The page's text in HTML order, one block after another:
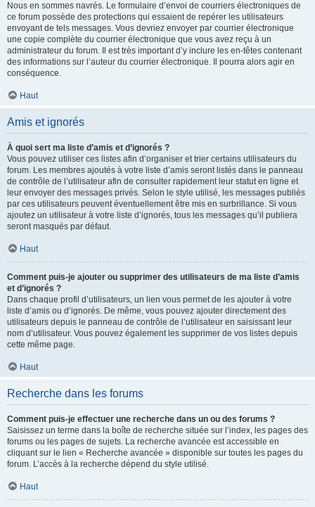
Nous en sommes navrés. Le formulaire d’envoi de courriers électroniques de
ce forum possède des protections qui essaient de repérer les utilisateurs
envoyant de tels messages. Vous devriez envoyer par courrier électronique
une copie complète du courrier électronique que vous avez reçu à un
administrateur du forum. Il est très important d’y inclure les en-têtes contenant
des informations sur l’auteur du courrier électronique. Il pourra alors agir en
conséquence.
Haut
Amis et ignorés
À quoi sert ma liste d’amis et d’ignorés ?
Vous pouvez utiliser ces listes afin d’organiser et trier certains utilisateurs du
forum. Les membres ajoutés à votre liste d’amis seront listés dans le panneau
de contrôle de l’utilisateur afin de consulter rapidement leur statut en ligne et
leur envoyer des messages privés. Selon le style utilisé, les messages publiés
par ces utilisateurs peuvent éventuellement être mis en surbrillance. Si vous
ajoutez un utilisateur à votre liste d’ignorés, tous les messages qu’il publiera
seront masqués par défaut.
Haut
Comment puis-je ajouter ou supprimer des utilisateurs de ma liste d’amis
et d’ignorés ?
Dans chaque profil d’utilisateurs, un lien vous permet de les ajouter à votre
liste d’amis ou d’ignorés. De même, vous pouvez ajouter directement des
utilisateurs depuis le panneau de contrôle de l’utilisateur en saisissant leur
nom d’utilisateur. Vous pouvez également les supprimer de vos listes depuis
cette même page.
Haut
Recherche dans les forums
Comment puis-je effectuer une recherche dans un ou des forums ?
Saisissez un terme dans la boîte de recherche située sur l’index, les pages des
forums ou les pages de sujets. La recherche avancée est accessible en
cliquant sur le lien « Recherche avancée » disponible sur toutes les pages du
forum. L’accès à la recherche dépend du style utilisé.
Haut